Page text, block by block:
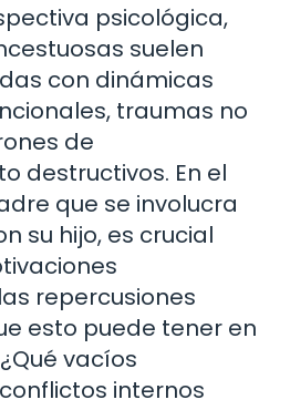
psicológica,
suelen
con dinámicas
traumas no
de
destructivos. En el
que se involucra
su hijo, es crucial
repercusiones
esto puede tener en
vacíos
internos